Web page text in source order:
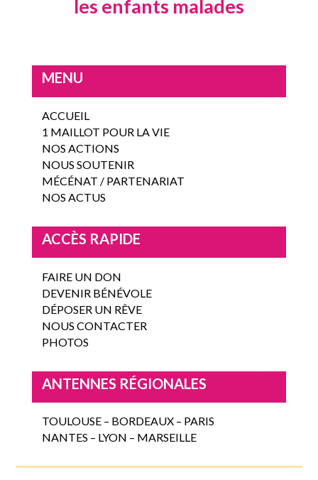
les enfants malades
MENU
ACCUEIL
1 MAILLOT POUR LA VIE
NOS ACTIONS
NOUS SOUTENIR
MÉCÉNAT / PARTENARIAT
NOS ACTUS
ACCÈS RAPIDE
FAIRE UN DON
DEVENIR BÉNÉVOLE
DÉPOSER UN RÊVE
NOUS CONTACTER
PHOTOS
ANTENNES RÉGIONALES
TOULOUSE – BORDEAUX – PARIS
NANTES – LYON – MARSEILLE